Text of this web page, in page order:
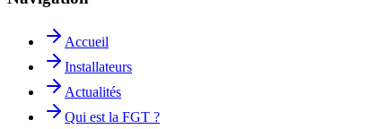
Accueil
Installateurs
Actualités
Qui est la FGT ?